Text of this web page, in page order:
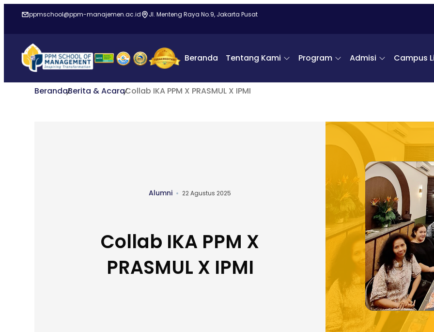
ppmschool@ppm-manajemen.ac.id Jl. Menteng Raya No.9, Jakarta Pusat
Beranda Tentang Kami Program Admisi Campus
BerandaBerita & AcaraCollab IKA PPM X PRASMUL X IPMI
Alumni 22 Agustus 2025
Collab IKA PPM X
PRASMUL X IPMI